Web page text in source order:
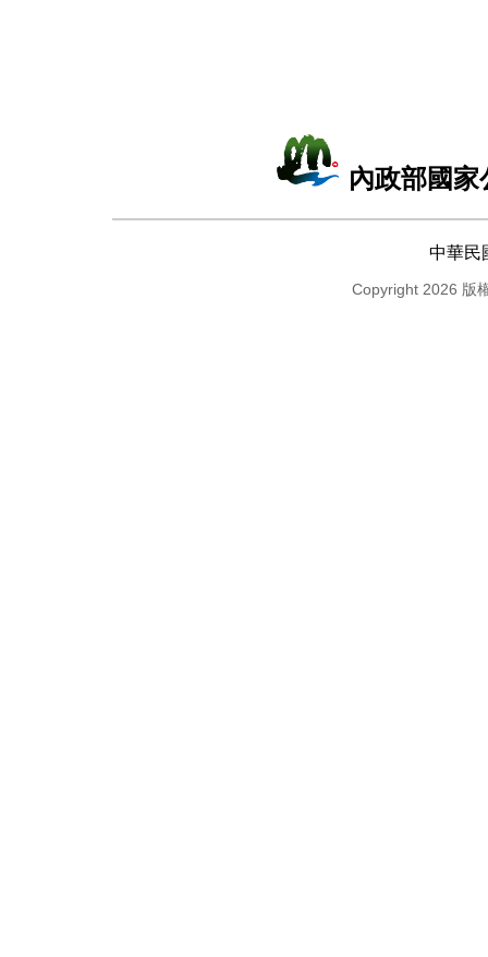
內政部國
中華民
Copyright 2026 版